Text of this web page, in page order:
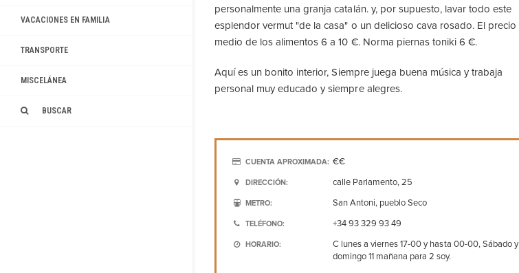
VACACIONES EN FAMILIA
TRANSPORTE
MISCELÁNEA
BUSCAR
personalmente una granja catalán. y, por supuesto, lavar todo este
esplendor vermut "de la casa" o un delicioso cava rosado. El precio
medio de los alimentos 6 a 10 €. Norma piernas toniki 6 €.
Aquí es un bonito interior, Siempre juega buena música y trabaja
personal muy educado y siempre alegres.
CUENTA APROXIMADA: €€
DIRECCIÓN: calle Parlamento, 25
METRO: San Antoni, pueblo Seco
TELÉFONO: +34 93 329 93 49
HORARIO:
C lunes a viernes 17-00 y hasta 00-00, Sábado y
domingo 11 mañana para 2 soy.